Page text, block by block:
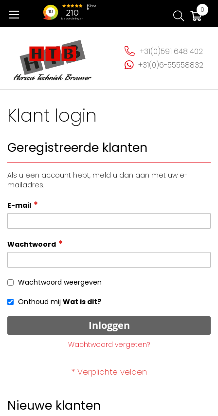
naar
0
+31(0)591 648 402
+31(0)6-55558832
Klant login
Geregistreerde klanten
Als u een account hebt, meld u dan aan met uw e-
mailadres.
E-mail
Wachtwoord
Wachtwoord weergeven
Onthoud mij Wat is dit?
Inloggen
Wachtwoord vergeten?
Nieuwe klanten